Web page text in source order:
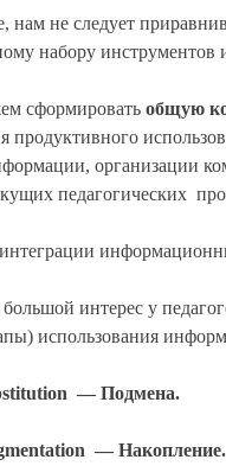
нам не следует
набору инструментов
сформировать общую
продуктивного
организации
педагогических
интерес у
использования
— Подмена.
— Накопление.